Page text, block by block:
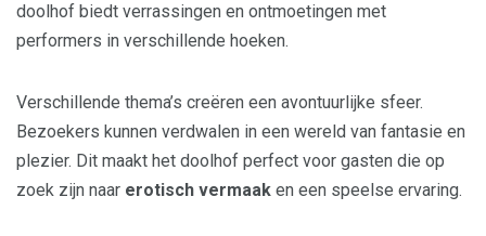
doolhof biedt verrassingen en ontmoetingen met
performers in verschillende hoeken.
Verschillende thema’s creëren een avontuurlijke sfeer.
Bezoekers kunnen verdwalen in een wereld van fantasie en
plezier. Dit maakt het doolhof perfect voor gasten die op
zoek zijn naar erotisch vermaak en een speelse ervaring.